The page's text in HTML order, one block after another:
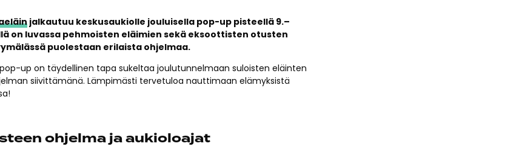
jalkautuu keskusaukiolle jouluisella pop-up pisteellä 9.–
on luvassa pehmoisten eläimien sekä eksoottisten otusten
puolestaan erilaista ohjelmaa.
up on täydellinen tapa sukeltaa joulutunnelmaan suloisten eläinten
siivittämänä. Lämpimästi tervetuloa nauttimaan elämyksistä
ohjelma ja aukioloajat